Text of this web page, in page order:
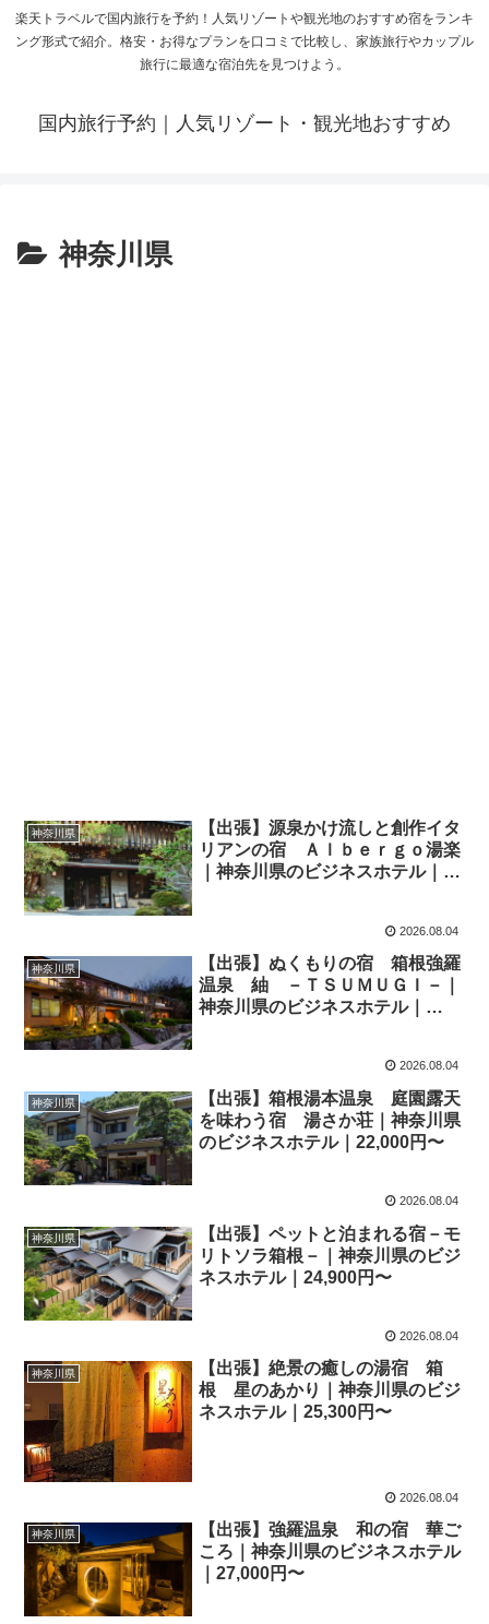
楽天トラベルで国内旅行を予約！人気リゾートや観光地のおすすめ宿をランキ
ング形式で紹介。格安・お得なプランを口コミで比較し、家族旅行やカップル
旅行に最適な宿泊先を見つけよう。
国内旅行予約｜人気リゾート・観光地おすすめ
神奈川県
神奈川県
【出張】源泉かけ流しと創作イタ
リアンの宿 Ａｌｂｅｒｇｏ湯楽
｜神奈川県のビジネスホテル｜
2026.08.04
神奈川県
【出張】ぬくもりの宿 箱根強羅
温泉 紬 －ＴＳＵＭＵＧＩ－｜
神奈川県のビジネスホテル｜
2026.08.04
神奈川県
【出張】箱根湯本温泉 庭園露天
を味わう宿 湯さか荘｜神奈川県
のビジネスホテル｜22,000円〜
2026.08.04
神奈川県
【出張】ペットと泊まれる宿－モ
リトソラ箱根－｜神奈川県のビジ
ネスホテル｜24,900円〜
2026.08.04
神奈川県
【出張】絶景の癒しの湯宿 箱
根 星のあかり｜神奈川県のビジ
ネスホテル｜25,300円〜
2026.08.04
神奈川県
【出張】強羅温泉 和の宿 華ご
ころ｜神奈川県のビジネスホテル
｜27,000円〜